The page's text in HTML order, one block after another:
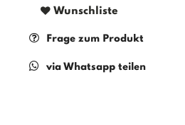
Wunschliste
Frage zum Produkt
via Whatsapp teilen